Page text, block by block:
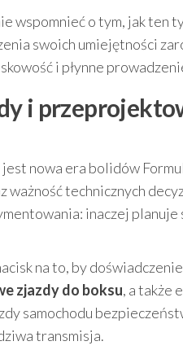
wspomnieć o tym, jak ten
swoich umiejętności
i płynne
i
nowa era bolidów
ważność technicznych
inaczej
na to, by
zjazdy do boksu, a także
samochodu
transmisja.